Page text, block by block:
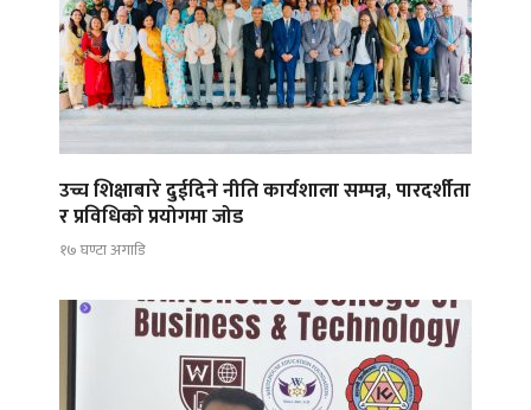
उच्च शिक्षाबारे दुईदिने नीति कार्यशाला सम्पन्न, पारदर्शीता
र प्रविधिको प्रयोगमा जोड
१७ घण्टा अगाडि